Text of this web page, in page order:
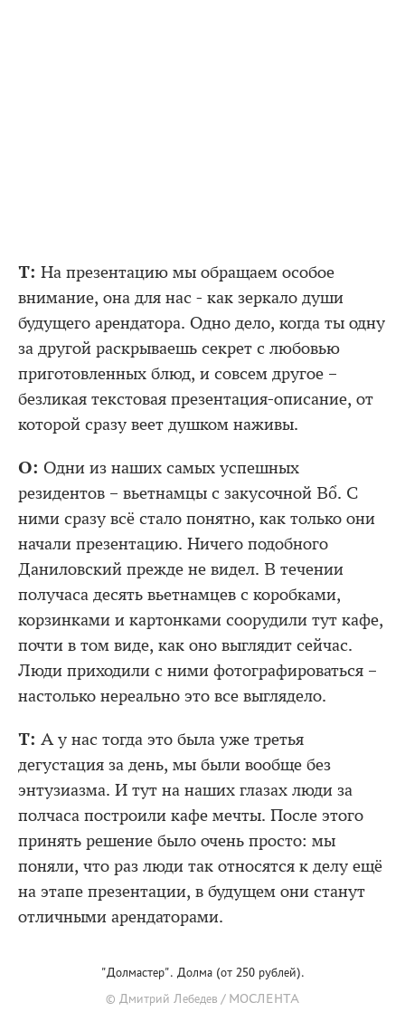
Т: На презентацию мы обращаем особое
внимание, она для нас - как зеркало души
будущего арендатора. Одно дело, когда ты одну
за другой раскрываешь секрет с любовью
приготовленных блюд, и совсем другое –
безликая текстовая презентация-описание, от
которой сразу веет душком наживы.
О: Одни из наших самых успешных
резидентов – вьетнамцы с закусочной Bổ. С
ними сразу всё стало понятно, как только они
начали презентацию. Ничего подобного
Даниловский прежде не видел. В течении
получаса десять вьетнамцев с коробками,
корзинками и картонками соорудили тут кафе,
почти в том виде, как оно выглядит сейчас.
Люди приходили с ними фотографироваться –
настолько нереально это все выглядело.
Т: А у нас тогда это была уже третья
дегустация за день, мы были вообще без
энтузиазма. И тут на наших глазах люди за
полчаса построили кафе мечты. После этого
принять решение было очень просто: мы
поняли, что раз люди так относятся к делу ещё
на этапе презентации, в будущем они станут
отличными арендаторами.
"Долмастер". Долма (от 250 рублей).
© Дмитрий Лебедев / МОСЛЕНТА